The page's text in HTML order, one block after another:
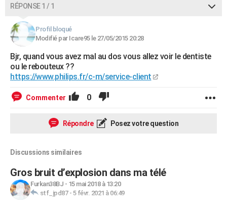
Carte de Noël
Carte Bonne année
Carte Saint-Valentin
Carte Pâques
Carte d'anniversaire
DICTIONNAIRE
Dictionnaire
Biographies
Citations
Expressions
Proverbes
PROGRAMME TV
COPAINS D'AVANT
S'inscrire
Se connecter
Lycées
Collèges
Primaires
Universités
Entreprises
Service militaire
Avis de recherche
AVIS DE DÉCÈS
RÉPONSE 1 / 1
Profil bloqué
Modifié par Icare95 le 27/05/2015 20:28
Bjr, quand vous avez mal au dos vous allez voir le dentiste
ou le rebouteux ??
https://www.philips.fr/c-m/service-client
Commenter 0
Répondre Posez votre question
Discussions similaires
Gros bruit d’explosion dans ma télé
Furkan38BJ - 15 mai 2018 à 13:20
stf_jpd87- 5 févr. 2021 à 06:49